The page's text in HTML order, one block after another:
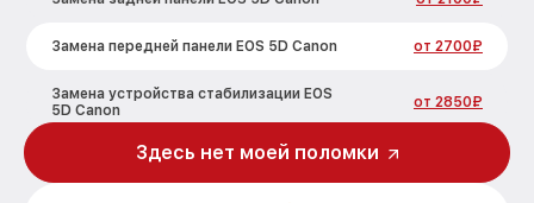
Замена передней панели EOS 5D Canon от 2700₽
Замена устройства стабилизации EOS
5D Canon
от 2850₽
Замена фокусировочного экрана EOS
Здесь нет моей поломки